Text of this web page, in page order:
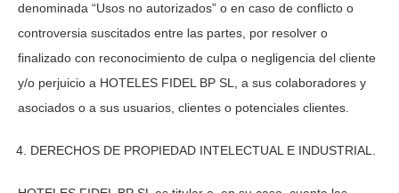
denominada “Usos no autorizados” o en caso de conflicto o
controversia suscitados entre las partes, por resolver o
finalizado con reconocimiento de culpa o negligencia del cliente
y/o perjuicio a HOTELES FIDEL BP SL
, a sus colaboradores y
asociados o a sus usuarios, clientes o potenciales clientes.
DERECHOS DE PROPIEDAD INTELECTUAL E INDUSTRIAL.